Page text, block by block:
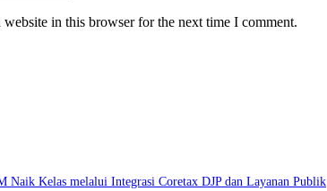
website in this browser for the next time I comment.
Naik Kelas melalui Integrasi Coretax DJP dan Layanan Publik